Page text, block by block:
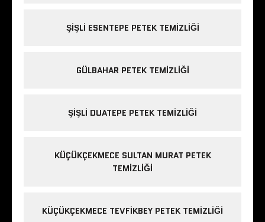
ŞIŞLI ESENTEPE PETEK TEMIZLIĞI
GÜLBAHAR PETEK TEMIZLIĞI
ŞIŞLI DUATEPE PETEK TEMIZLIĞI
KÜÇÜKÇEKMECE SULTAN MURAT PETEK
TEMIZLIĞI
KÜÇÜKÇEKMECE TEVFIKBEY PETEK TEMIZLIĞI